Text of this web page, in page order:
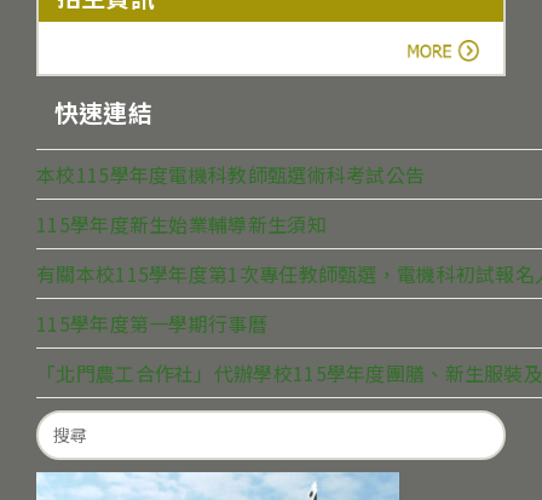
快速連結
本校115學年度電機科教師甄選術科考試公告
115學年度新生始業輔導新生須知
有關本校115學年度第1次專任教師甄選，電機科初試報
115學年度第一學期行事曆
「北門農工合作社」代辦學校115學年度團膳、新生服裝
Search
for: